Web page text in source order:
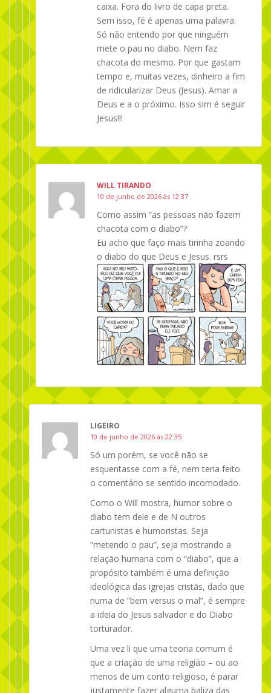
caixa. Fora do livro de capa preta.
Sem isso, fé é apenas uma palavra.
Só não entendo por que ninguém
mete o pau no diabo. Nem faz
chacota do mesmo. Por que gastam
tempo e, muitas vezes, dinheiro a fim
de ridicularizar Deus (Jesus). Amar a
Deus e a o próximo. Isso sim é seguir
Jesus!!!
WILL TIRANDO
10 de junho de 2026 às 12:37
Como assim “as pessoas não fazem
chacota com o diabo”?
Eu acho que faço mais tirinha zoando
o diabo do que Deus e Jesus. rsrs
LIGEIRO
10 de junho de 2026 às 22:35
Só um porém, se você não se
esquentasse com a fé, nem teria feito
o comentário se sentido incomodado.
Como o Will mostra, humor sobre o
diabo tem dele e de N outros
cartunistas e humoristas. Seja
“metendo o pau”, seja mostrando a
relação humana com o “diabo”, que a
propósito também é uma definição
ideológica das igrejas cristãs, dado que
numa de “bem versus o mal”, é sempre
a ideia do Jesus salvador e do Diabo
torturador.
Uma vez li que uma teoria comum é
que a criação de uma religião – ou ao
menos de um conto religioso, é parar
justamente fazer alguma baliza das